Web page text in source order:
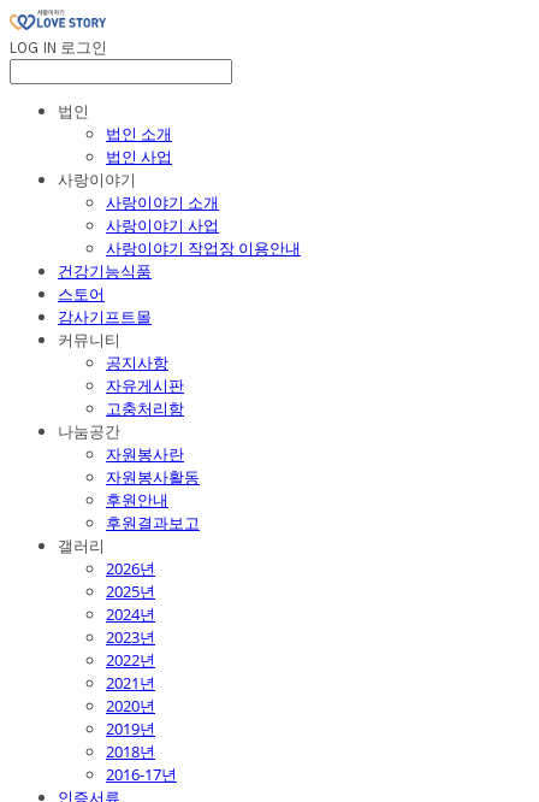
LOG IN 로그인
법인
법인 소개
법인 사업
사랑이야기
사랑이야기 소개
사랑이야기 사업
사랑이야기 작업장 이용안내
건강기능식품
스토어
감사기프트몰
커뮤니티
공지사항
자유게시판
고충처리함
나눔공간
자원봉사란
자원봉사활동
후원안내
후원결과보고
갤러리
2026년
2025년
2024년
2023년
2022년
2021년
2020년
2019년
2018년
2016-17년
인증서류